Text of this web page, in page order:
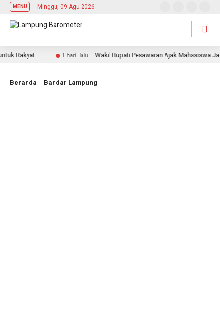
MENU Minggu, 09 Agu 2026
Rakyat 1 hari lalu Wakil Bupati Pesawaran Ajak Mahasiswa Jadi
Beranda Bandar Lampung